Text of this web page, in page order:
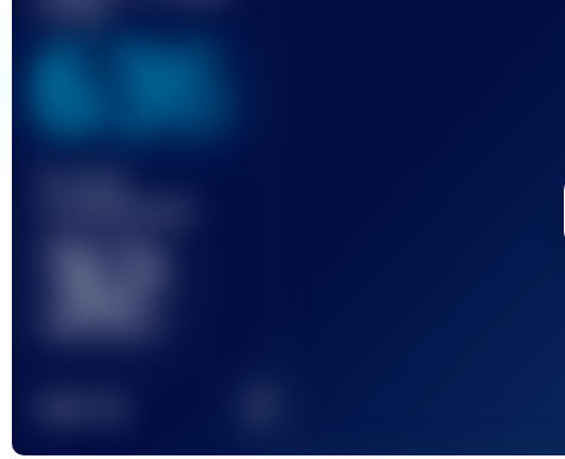
636
Gara(e)
32